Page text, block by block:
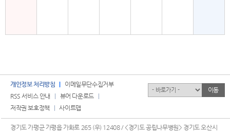
개인정보 처리방침
이메일무단수집거부
RSS 서비스 안내
뷰어 다운로드
저작권 보호정책
사이트맵
경기도 가평군 가평읍 가화로 265 (우) 12408 / <경기도 공립나무병원> 경기도 오산시
유관기관 이동